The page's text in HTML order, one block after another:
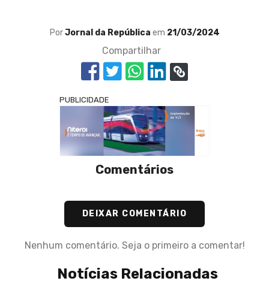
PorJornal da República em 21/03/2024
Compartilhar
PUBLICIDADE
Comentários
DEIXAR COMENTÁRIO
Nenhum comentário. Seja o primeiro a comentar!
Notícias Relacionadas